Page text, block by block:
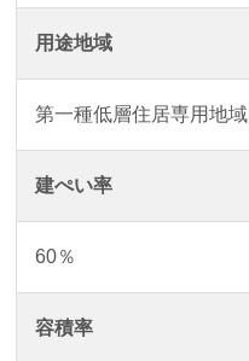
用途地域
第一種低層住居専用地域
建ぺい率
60％
容積率